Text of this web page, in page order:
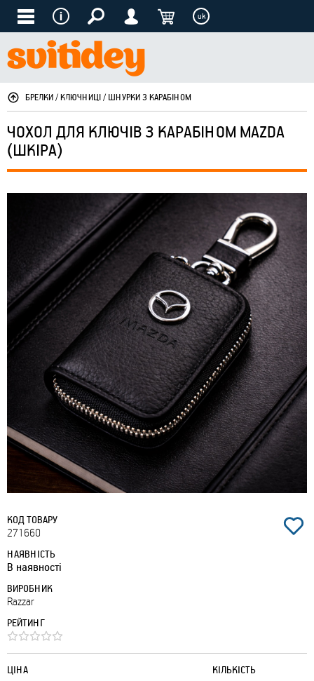
uk
БРЕЛКИ / КЛЮЧНИЦІ / ШНУРКИ З КАРАБІНОМ
ЧОХОЛ ДЛЯ КЛЮЧІВ З КАРАБІНОМ MAZDA
(ШКІРА)
КОД ТОВАРУ
271660
НАЯВНІСТЬ
В наявності
ВИРОБНИК
Razzar
РЕЙТИНГ
КІЛЬКІСТЬ
ЦІНА